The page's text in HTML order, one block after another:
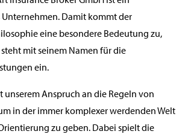
Damit kommt der
eine besondere Bedeutung zu,
mit seinem Namen für die
ein.
unserem Anspruch an die Regeln von
in der immer komplexer werdenden Welt
zu geben. Dabei spielt die